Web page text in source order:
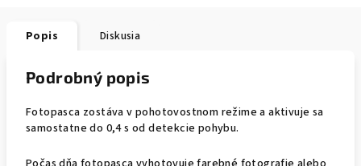
Popis Diskusia
Podrobný popis
Fotopasca zostáva v pohotovostnom režime a aktivuje sa
samostatne do 0,4 s od detekcie pohybu.